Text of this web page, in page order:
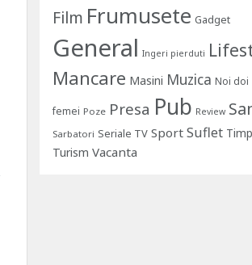
Film Frumusete Gadget
General Ingeri pierduti
Mancare Masini Muzica Noi doi
femei Poze Presa Pub Review
Sarbatori Seriale TV Sport Suflet
Turism Vacanta